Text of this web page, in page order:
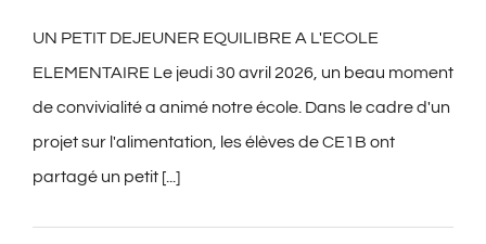
UN PETIT DEJEUNER EQUILIBRE A L'ECOLE
ELEMENTAIRE Le jeudi 30 avril 2026, un beau moment
de convivialité a animé notre école. Dans le cadre d'un
projet sur l'alimentation, les élèves de CE1B ont
partagé un petit [...]